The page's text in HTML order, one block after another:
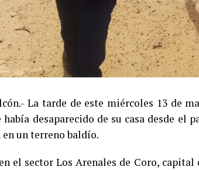
La tarde de este miércoles 13 de
desaparecido de su casa desde el
un terreno baldío.
el sector Los Arenales de Coro,